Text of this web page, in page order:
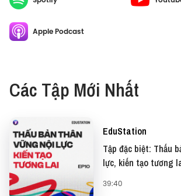
Nguyễn Duy Thông, để bóc tách "Mô
tạo" – nơi trường học và doanh
kế giáo trình, đưa sinh viên vào trải
vũ thế hệ trẻ định vị bản thân thông
dũng cảm "unlearn" (“gỡ học”) để
nghệ đào thải.
#EduStation #Vietcetera
#VGS
Apple Podcast
Các Tập Mới Nhất
EduStation
Tập đặc biệt: Thấu
lực, kiến tạo tương
39:40